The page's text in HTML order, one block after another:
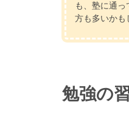
も、塾に通っ
方も多いかも
勉強の